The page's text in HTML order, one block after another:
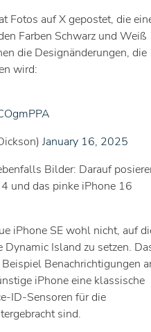
Fotos auf X gepostet, die
Farben Schwarz und Weiß
die Designänderungen, die
wird:
January 16, 2025
Bilder: Darauf
und das pinke iPhone 16
iPhone SE wohl nicht, auf
Island zu setzen.
Benachrichtigungen
iPhone eine klassische
ID-Sensoren für die
sind.